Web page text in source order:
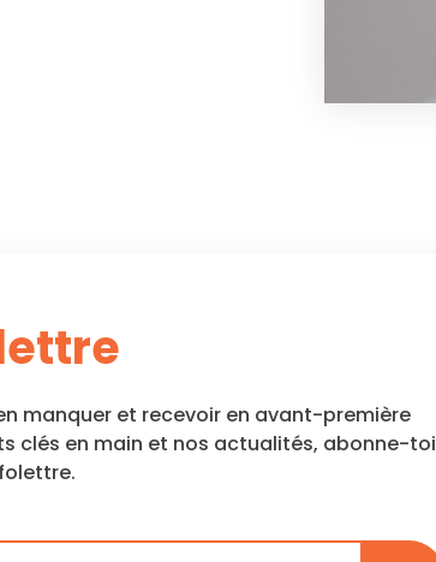
manquer et recevoir en avant-première
clés en main et nos actualités, abonne-toi